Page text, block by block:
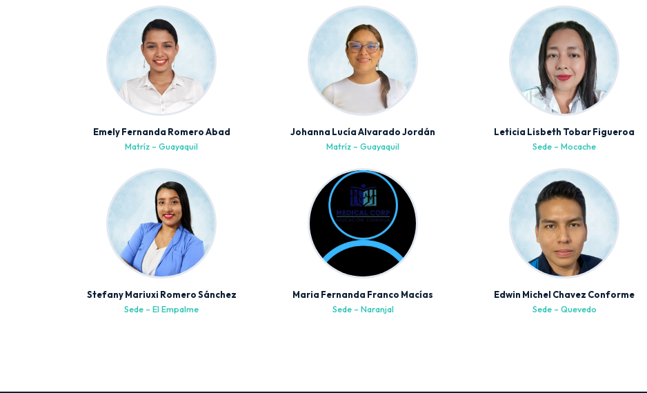
Emely Fernanda Romero Abad
Matríz – Guayaquil
Johanna Lucía Alvarado Jordán
Matríz – Guayaquil
Leticia Lisbeth Tobar Figueroa
Sede – Mocache
Stefany Mariuxi Romero Sánchez
Sede – El Empalme
Maria Fernanda Franco Macías
Sede – Naranjal
Edwin Michel Chavez Conforme
Sede – Quevedo